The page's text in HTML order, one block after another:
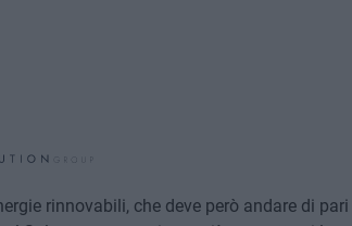
rinnovabili, che deve però andare di pari